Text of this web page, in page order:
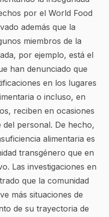
por el World Food
además que la
miembros de la
por ejemplo, está el
han denunciado que
en los lugares
o incluso, en
reciben en ocasiones
personal. De hecho,
alimentaria es
transgénero que en
Las investigaciones en
que la comunidad
más situaciones de
de su trayectoria de